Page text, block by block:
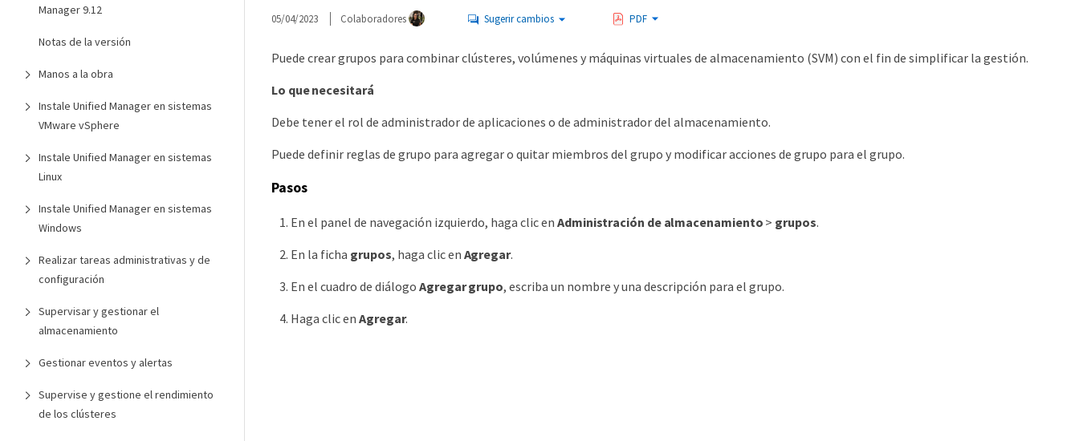
Manager 9.12
Notas de la versión
Manos a la obra
Instale Unified Manager en sistemas
VMware vSphere
Instale Unified Manager en sistemas
Linux
Instale Unified Manager en sistemas
Windows
Realizar tareas administrativas y de
configuración
Supervisar y gestionar el
almacenamiento
Gestionar eventos y alertas
Supervise y gestione el rendimiento
de los clústeres
05/04/2023 Colaboradores Sugerir cambios PDF
Puede crear grupos para combinar clústeres, volúmenes y máquinas virtuales de almacenamiento (SVM) con el fin de simplificar la gestión.
Lo que necesitará
Debe tener el rol de administrador de aplicaciones o de administrador del almacenamiento.
Puede definir reglas de grupo para agregar o quitar miembros del grupo y modificar acciones de grupo para el grupo.
Pasos
En el panel de navegación izquierdo, haga clic en Administración de almacenamiento > grupos.
En la ficha grupos, haga clic en Agregar.
En el cuadro de diálogo Agregar grupo, escriba un nombre y una descripción para el grupo.
Haga clic en Agregar.